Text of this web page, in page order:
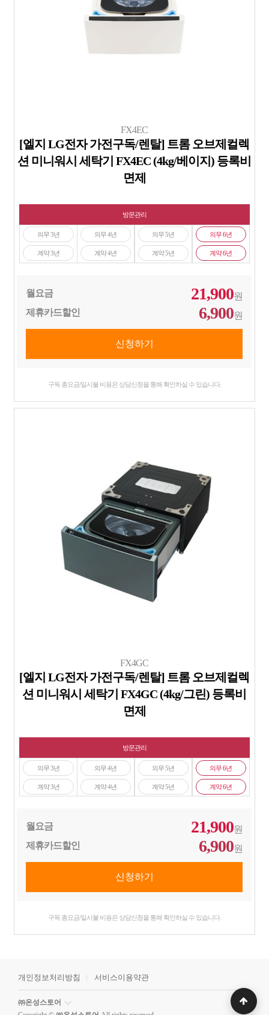
FX4EC
[엘지 LG전자 가전구독/렌탈] 트롬 오브제컬렉
션 미니워시 세탁기 FX4EC (4kg/베이지) 등록비
면제
방문관리
의무 3년
계약 3년
의무 4년
계약 4년
의무 5년
계약 5년
의무 6년
계약 6년
월요금 21,900원
제휴카드할인
6,900원
구독 총요금/일시불 비용은 상담신청을 통해 확인하실 수 있습니다.
FX4GC
[엘지 LG전자 가전구독/렌탈] 트롬 오브제컬렉
션 미니워시 세탁기 FX4GC (4kg/그린) 등록비
면제
방문관리
의무 3년
계약 3년
의무 4년
계약 4년
의무 5년
계약 5년
의무 6년
계약 6년
월요금 21,900원
제휴카드할인
6,900원
구독 총요금/일시불 비용은 상담신청을 통해 확인하실 수 있습니다.
개인정보처리방침 서비스이용약관
㈜온성스토어